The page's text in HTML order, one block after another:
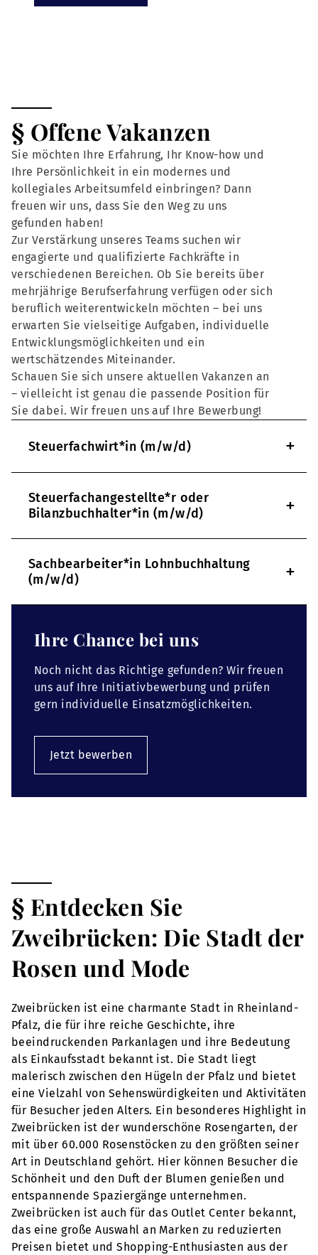
§ Offene Vakanzen
Sie möchten Ihre Erfahrung, Ihr Know-how und
Ihre Persönlichkeit in ein modernes und
kollegiales Arbeitsumfeld einbringen? Dann
freuen wir uns, dass Sie den Weg zu uns
gefunden haben!
Zur Verstärkung unseres Teams suchen wir
engagierte und qualifizierte Fachkräfte in
verschiedenen Bereichen. Ob Sie bereits über
mehrjährige Berufserfahrung verfügen oder sich
beruflich weiterentwickeln möchten – bei uns
erwarten Sie vielseitige Aufgaben, individuelle
Entwicklungsmöglichkeiten und ein
wertschätzendes Miteinander.
Schauen Sie sich unsere aktuellen Vakanzen an
– vielleicht ist genau die passende Position für
Sie dabei. Wir freuen uns auf Ihre Bewerbung!
Steuerfachwirt*in (m/w/d) +
Steuerfachangestellte*r oder
Bilanzbuchhalter*in (m/w/d)
+
Sachbearbeiter*in Lohnbuchhaltung
(m/w/d)
+
Ihre Chance bei uns
Noch nicht das Richtige gefunden? Wir freuen
uns auf Ihre Initiativbewerbung und prüfen
gern individuelle Einsatzmöglichkeiten.
Jetzt bewerben
§ Entdecken Sie
Zweibrücken: Die Stadt der
Rosen und Mode
Zweibrücken ist eine charmante Stadt in Rheinland-
Pfalz, die für ihre reiche Geschichte, ihre
beeindruckenden Parkanlagen und ihre Bedeutung
als Einkaufsstadt bekannt ist. Die Stadt liegt
malerisch zwischen den Hügeln der Pfalz und bietet
eine Vielzahl von Sehenswürdigkeiten und Aktivitäten
für Besucher jeden Alters. Ein besonderes Highlight in
Zweibrücken ist der wunderschöne Rosengarten, der
mit über 60.000 Rosenstöcken zu den größten seiner
Art in Deutschland gehört. Hier können Besucher die
Schönheit und den Duft der Blumen genießen und
entspannende Spaziergänge unternehmen.
Zweibrücken ist auch für das Outlet Center bekannt,
das eine große Auswahl an Marken zu reduzierten
Preisen bietet und Shopping-Enthusiasten aus der